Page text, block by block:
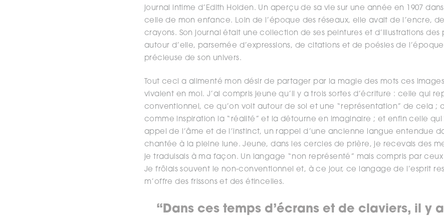
journal intime d’Edith Holden. Un aperçu de sa vie sur une année en 1907
celle de mon enfance. Loin de l’époque des réseaux, elle avait de l’encre,
crayons. Son journal était une collection de ses peintures et d’illustrations des
autour d’elle, parsemée d’expressions, de citations et de poésies de
précieuse de son univers.
Tout ceci a alimenté mon désir de partager par la magie des mots ces images
vivaient en moi. J’ai compris jeune qu’il y a trois sortes d’écriture : celle qui
conventionnel, ce qu’on voit autour de soi et une “représentation” de cela ;
comme inspiration la “réalité” et la détourne en imaginaire ; et enfin celle qui
appel de l’âme et de l’instinct, un rappel d’une ancienne langue entendue
chantée à la pleine lune. Jeune, dans les cercles de prière, je recevais des
je traduisais à ma façon. Un langage “non représenté” mais compris par
Je frôlais souvent le non-conventionnel et, à ce jour, ce langage de l’esprit
m’offre des frissons et des étincelles.
“Dans ces temps d’écrans et de claviers, il y